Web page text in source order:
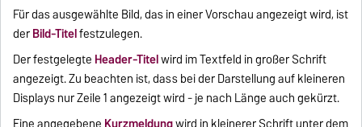
Für das ausgewählte Bild, das in einer Vorschau angezeigt wird, ist
derBild-Titelfestzulegen.
Der festgelegte Header-Titelwird im Textfeld in großer Schrift
angezeigt. Zu beachten ist, dass bei der Darstellung auf kleineren
Displays nur Zeile 1 angezeigt wird - je nach Länge auch gekürzt.